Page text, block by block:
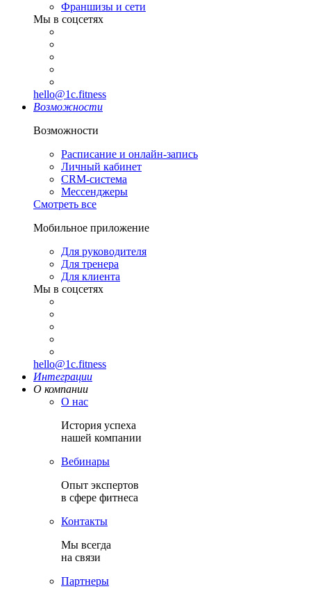
Франшизы и сети
Мы в соцсетях
hello@1c.fitness
Возможности
Возможности
Расписание и онлайн-запись
Личный кабинет
CRM-система
Мессенджеры
Смотреть все
Мобильное приложение
Для руководителя
Для тренера
Для клиента
Мы в соцсетях
hello@1c.fitness
Интеграции
О компании
О нас
История успеха
нашей компании
Вебинары
Опыт экспертов
в сфере фитнеса
Контакты
Мы всегда
на связи
Партнеры